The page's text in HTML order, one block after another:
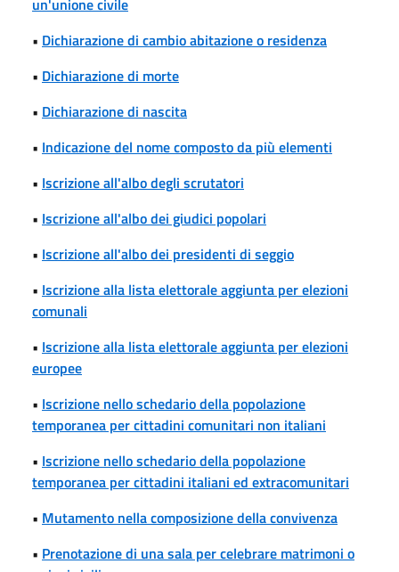
• Dichiarazione di cambio abitazione o residenza
• Dichiarazione di morte
• Dichiarazione di nascita
• Indicazione del nome composto da più elementi
• Iscrizione all'albo degli scrutatori
• Iscrizione all'albo dei giudici popolari
• Iscrizione all'albo dei presidenti di seggio
• Iscrizione alla lista elettorale aggiunta per elezioni
comunali
• Iscrizione alla lista elettorale aggiunta per elezioni
europee
• Iscrizione nello schedario della popolazione
temporanea per cittadini comunitari non italiani
• Iscrizione nello schedario della popolazione
temporanea per cittadini italiani ed extracomunitari
• Mutamento nella composizione della convivenza
• Prenotazione di una sala per celebrare matrimoni o